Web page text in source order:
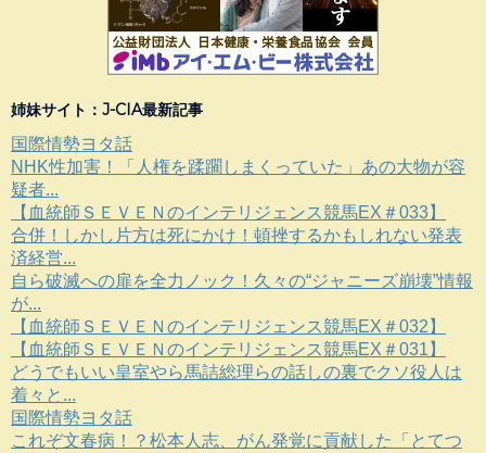
姉妹サイト：J-CIA最新記事
国際情勢ヨタ話
NHK性加害！「人権を蹂躙しまくっていた」あの大物が容
疑者...
【血統師ＳＥＶＥＮのインテリジェンス競馬EX＃033】
合併！しかし片方は死にかけ！頓挫するかもしれない発表
済経営...
自ら破滅への扉を全力ノック！久々の“ジャニーズ崩壊”情報
が...
【血統師ＳＥＶＥＮのインテリジェンス競馬EX＃032】
【血統師ＳＥＶＥＮのインテリジェンス競馬EX＃031】
どうでもいい皇室やら馬詰総理らの話しの裏でクソ役人は
着々と...
国際情勢ヨタ話
これぞ文春病！？松本人志、がん発覚に貢献した「とてつ